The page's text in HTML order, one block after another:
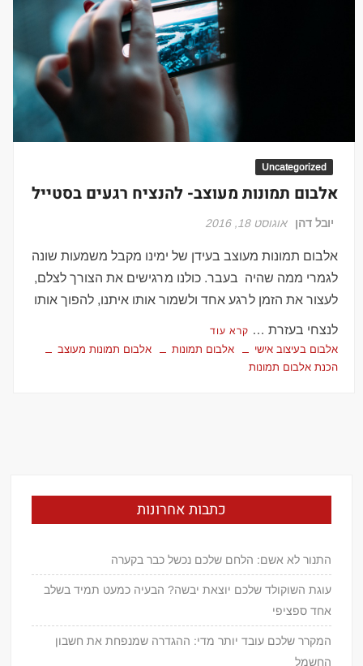
Uncategorized
אלבום תמונות מעוצב- להנציח רגעים בסטייל
יובל דהן אוגוסט 18, 2016
אלבום תמונות מעוצב בעידן של ימינו מקבל משמעות שונה
לגמרי ממה שהיה בעבר. כולנו מרגישים את הצורך לצלם,
לעצור את הזמן לרגע אחד ולשמור אותו איתנו, להפוך אותו
לנצחי בעזרת … קרא עוד
אלבום בעיצוב אישי אלבום תמונות
אלבום תמונות מעוצב
הכנת אלבום תמונות
כתבות אחרונות
התנור לא אשם: הלחם שלכם נכשל כבר בקערה
עוגת השוקולד שלכם יוצאת יבשה? הבעיה כמעט תמיד בשלב
אחד ספציפי
המקרר שלכם עובד יותר מדי: ההגדרה שמנפחת את חשבון
החשמל